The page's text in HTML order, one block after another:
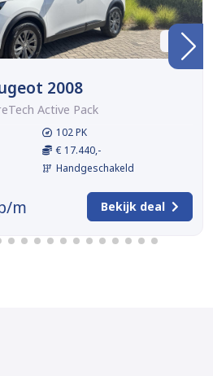
BTW
2008
Active Pack
102 PK
€ 17.440,-
Handgeschakeld
m Bekijk deal